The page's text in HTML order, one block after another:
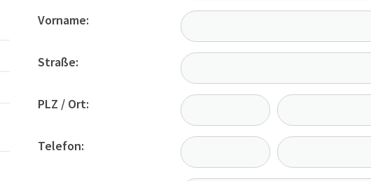
Vorname:
Straße:
PLZ / Ort:
Telefon: